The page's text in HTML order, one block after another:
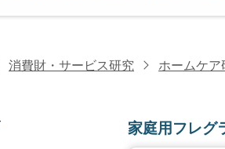
消費財・サービス研究 ホームケア
家庭用フレグ